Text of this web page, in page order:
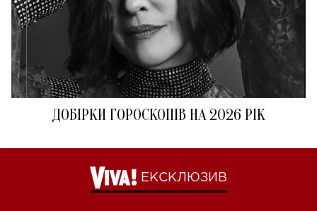
ДОБІРКИ ГОРОСКОПІВ НА 2026 РІК
ЕКСКЛЮЗИВ